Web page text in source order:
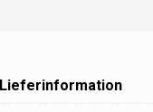
Lieferinformation